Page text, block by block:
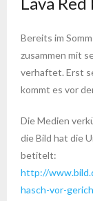
Bereits im
zusammen mit
verhaftet. Erst
kommt es vor
Die Medien
die Bild hat die
betitelt:
http://
hasch-vor-